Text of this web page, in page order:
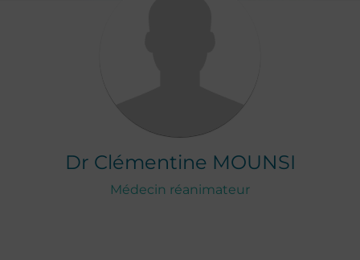
Dr Clémentine MOUNSI
Médecin réanimateur